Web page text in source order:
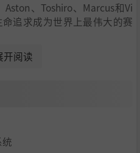
、Toshiro、Marcus和Vi
追求成为世界上最伟大的赛
得推进，用孤注一掷的动作
开阅读